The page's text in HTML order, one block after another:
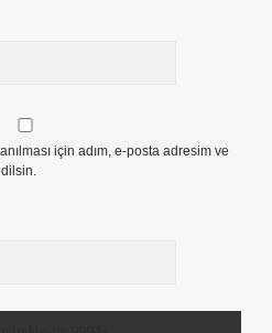
için adım, e-posta adresim ve